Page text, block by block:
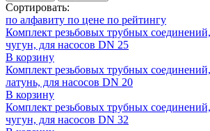
Сортировать:
по алфавиту по цене по рейтингу
Комплект резьбовых трубных
чугун, для насосов DN 25
В корзину
Комплект резьбовых трубных
латунь, для насосов DN 20
В корзину
Комплект резьбовых трубных
чугун, для насосов DN 32